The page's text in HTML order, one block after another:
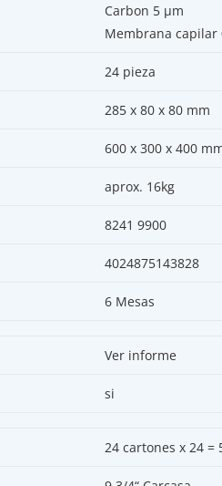
Carbon 5 µm
Membrana capilar
24 pieza
285 x 80 x 80 mm
600 x 300 x 400
aprox. 16kg
8241 9900
4024875143828
6 Mesas
Ver informe
si
24 cartones x 24 =